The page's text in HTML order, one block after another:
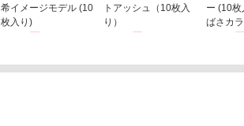
希イメージモデル (10
枚入り)
トアッシュ（10枚入
り）
ー (10
ばさカ